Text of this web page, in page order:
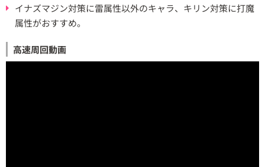
イナズマジン対策に雷属性以外のキャラ、キリン対策に打魔
属性がおすすめ。
高速周回動画